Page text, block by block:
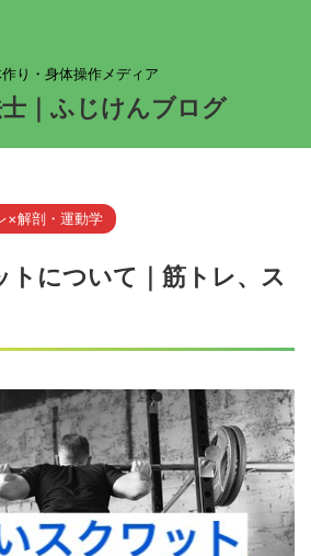
り・身体操作メディア
｜ふじけんブログ
×解剖・運動学
トについて｜筋トレ、ス